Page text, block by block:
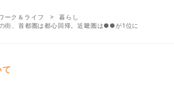
ーク＆ライフ
暮らし
街、首都圏は都心回帰。近畿圏は●●が1位に